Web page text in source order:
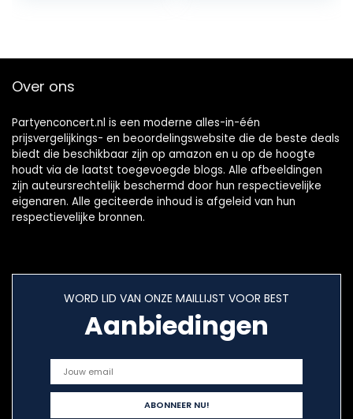
Over ons
Partyenconcert.nl is een moderne alles-in-één
prijsvergelijkings- en beoordelingswebsite die de beste deals
biedt die beschikbaar zijn op amazon en u op de hoogte
houdt via de laatst toegevoegde blogs. Alle afbeeldingen
zijn auteursrechtelijk beschermd door hun respectievelijke
eigenaren. Alle geciteerde inhoud is afgeleid van hun
respectievelijke bronnen.
WORD LID VAN ONZE MAILLIJST VOOR BEST
Aanbiedingen